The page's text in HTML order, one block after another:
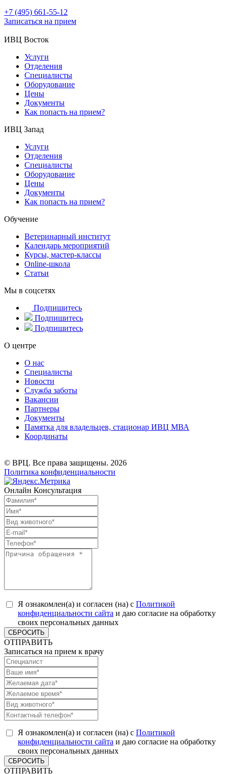
+7 (495) 661-55-12
Записаться на прием
ИВЦ Восток
Услуги
Отделения
Специалисты
Оборудование
Цены
Документы
Как попасть на прием?
ИВЦ Запад
Услуги
Отделения
Специалисты
Оборудование
Цены
Документы
Как попасть на прием?
Обучение
Ветеринарный институт
Календарь мероприятий
Курсы, мастер-классы
Online-школа
Статьи
Мы в соцсетях
Подпишитесь
Подпишитесь
Подпишитесь
О центре
О нас
Специалисты
Новости
Служба заботы
Вакансии
Партнеры
Документы
Памятка для владельцев, стационар ИВЦ МВА
Координаты
© ВРЦ. Все права защищены. 2026
Политика конфиденциальности
Онлайн Консультация
Я ознакомлен(а) и согласен (на) с Политикой
конфиденциальности сайта и даю согласие на обработку
своих персональных данных
СБРОСИТЬ
ОТПРАВИТЬ
Записаться на прием к врачу
Я ознакомлен(а) и согласен (на) с Политикой
конфиденциальности сайта и даю согласие на обработку
своих персональных данных
СБРОСИТЬ
ОТПРАВИТЬ